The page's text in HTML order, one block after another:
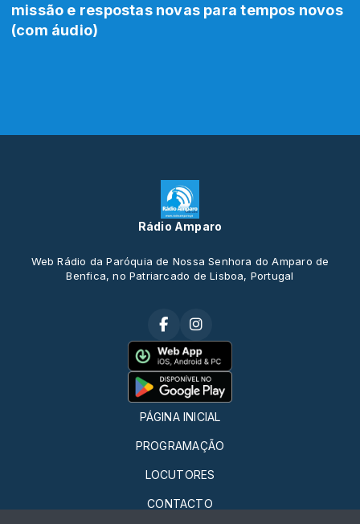
missão e respostas novas para tempos novos
(com áudio)
Rádio Amparo
Web Rádio da Paróquia de Nossa Senhora do Amparo de
Benfica, no Patriarcado de Lisboa, Portugal
PÁGINA INICIAL
PROGRAMAÇÃO
LOCUTORES
CONTACTO